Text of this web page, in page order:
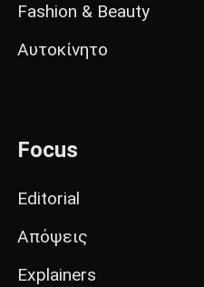
Fashion & Beauty
Αυτοκίνητο
Focus
Editorial
Απόψεις
Explainers